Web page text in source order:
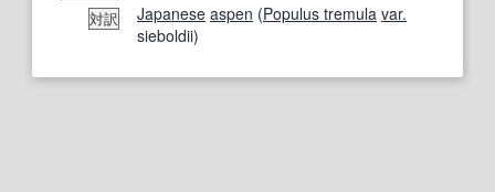
対訳 Japanese aspen (Populus tremula var.
sieboldii)